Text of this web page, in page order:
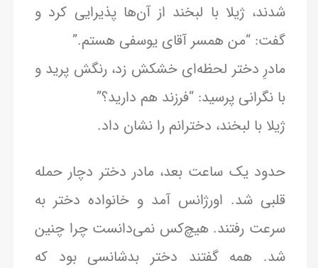
شدند، ژیلا با لبخند از آن‌ها پذیرایی کرد و
گفت: “من همسر آقای یوسفی هستم.”
مادرِ دختر لحظه‌ای خشکش زد، رنگش پرید و
با نگرانی پرسید: “فرزند هم دارید؟”
ژیلا با لبخند، دخترانم را نشان داد.
حدود یک ساعت بعد، مادر دختر دچار حمله
قلبی شد. اورژانس آمد و خانواده دختر به
سرعت رفتند. هیچ‌کس نمی‌دانست چرا چنین
شد. همه گفتند دختر بدشانسی بود که